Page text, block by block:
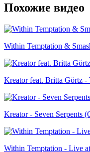
Похожие видео
Within Temptation &
Kreator feat. Britta Görtz -
Kreator - Seven Serpents
Within Temptation - Live